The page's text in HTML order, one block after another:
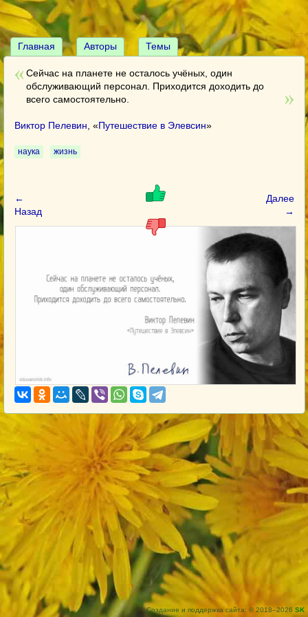
Главная Авторы Темы
Сейчас на планете не осталось учёных, один
обслуживающий персонал. Приходится доходить до
всего самостоятельно.
Виктор Пелевин , «Путешествие в Элевсин»
наука жизнь
←
Назад
Далее
→
Создание и поддержка сайта: © 2018–2026 SK